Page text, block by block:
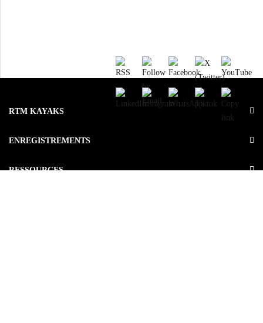
RTM KAYAKS
ENREGISTREMENTS
RESSOURCES